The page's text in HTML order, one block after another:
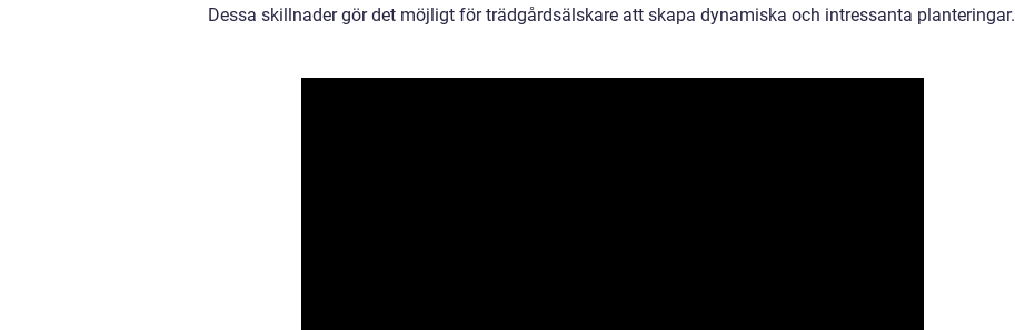
Dessa skillnader gör det möjligt för trädgårdsälskare att skapa dynamiska och intressanta planteringar.